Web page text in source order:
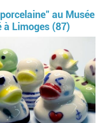
au Musée
à Limoges (87)